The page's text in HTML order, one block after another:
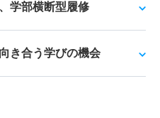
学部横断型履修
き合う学びの機会